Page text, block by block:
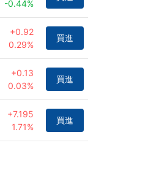
-0.44%
+0.92
0.29%
買進
+0.13
0.03%
買進
+7.195
1.71%
買進